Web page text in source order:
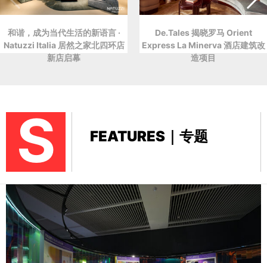
和谐，成为当代生活的新语言 ·
Natuzzi Italia 居然之家北四环店
新店启幕
De.Tales 揭晓罗马 Orient
Express La Minerva 酒店建筑改
造项目
S FEATURES｜专题